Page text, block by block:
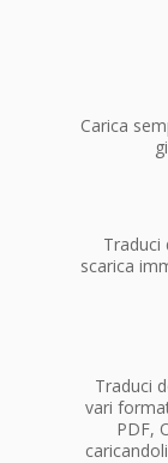
Carica
Traduci
scarica
Traduci
vari
PDF,